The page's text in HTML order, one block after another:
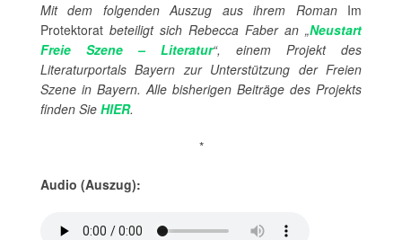
Mit dem folgenden Auszug aus ihrem Roman Im
Protektorat beteiligt sich Rebecca Faber an „Neustart
Freie Szene – Literatur“, einem Projekt des
Literaturportals Bayern zur Unterstützung der Freien
Szene in Bayern. Alle bisherigen Beiträge des Projekts
finden Sie HIER.
*
Audio (Auszug):